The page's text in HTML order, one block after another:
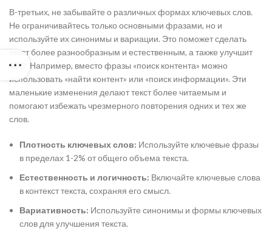
В-третьих, не забывайте о различных формах ключевых слов.
Не ограничивайтесь только основными фразами, но и
используйте их синонимы и вариации. Это поможет сделать
текст более разнообразным и естественным, а также улучшит
SEO. Например, вместо фразы «поиск контента» можно
использовать «найти контент» или «поиск информации». Эти
маленькие изменения делают текст более читаемым и
помогают избежать чрезмерного повторения одних и тех же
слов.
Плотность ключевых слов: Используйте ключевые фразы
в пределах 1-2% от общего объема текста.
Естественность и логичность: Включайте ключевые слова
в контекст текста, сохраняя его смысл.
Вариативность: Используйте синонимы и формы ключевых
слов для улучшения текста.